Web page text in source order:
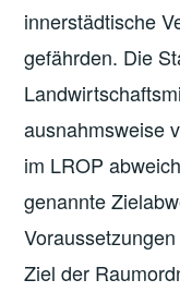
innerstädtische
gefährden. Die
ausnahmsweise
im LROP
genannte
Ziel der